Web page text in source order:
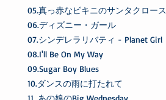
05.真っ赤なビキニのサンタクロース
06.ディズニー・ガール
07.シンデレラリバティ - Planet Girl
08.I'll Be On My Way
09.Sugar Boy Blues
10.ダンスの雨に打たれて
11. あの娘のBig Wednesday